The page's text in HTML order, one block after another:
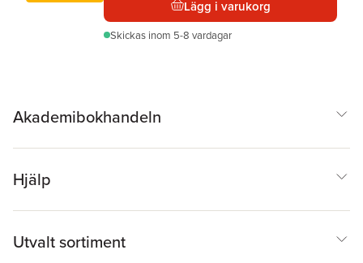
Lägg i varukorg
Skickas inom 5-8 vardagar
Akademibokhandeln
Hjälp
Utvalt sortiment